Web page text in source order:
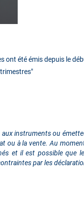
ont été émis depuis le
instruments ou
ou à la vente. Au
et il est possible que
par les